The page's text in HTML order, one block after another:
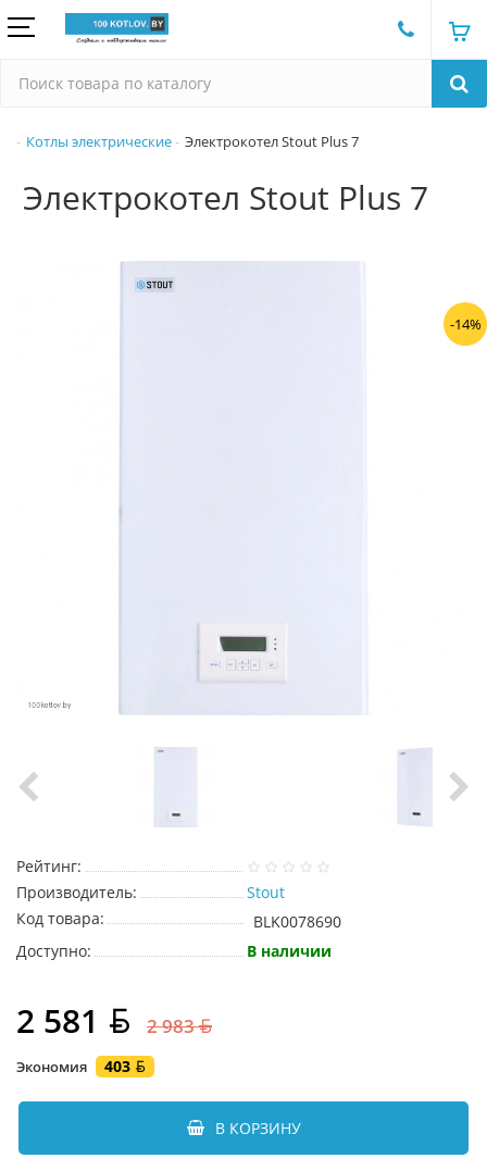
Котлы электрические Электрокотел Stout Plus 7
Электрокотел Stout Plus 7
-14%
Рейтинг:
Производитель:
Stout
Код товара:
BLK0078690
Доступно:
В наличии
2 581 2 983
Экономия 403
В КОРЗИНУ